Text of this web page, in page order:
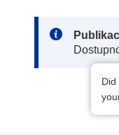
Note: